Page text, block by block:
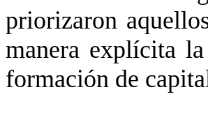
priorizaron
manera explícita
formación de